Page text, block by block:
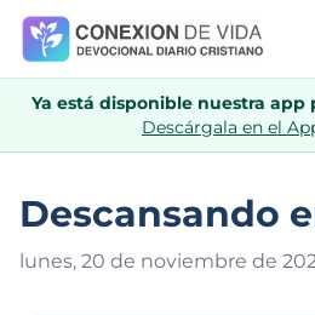
Ya está disponible nuestra app
Descárgala en el
Descansando
lunes, 20 de noviembre de